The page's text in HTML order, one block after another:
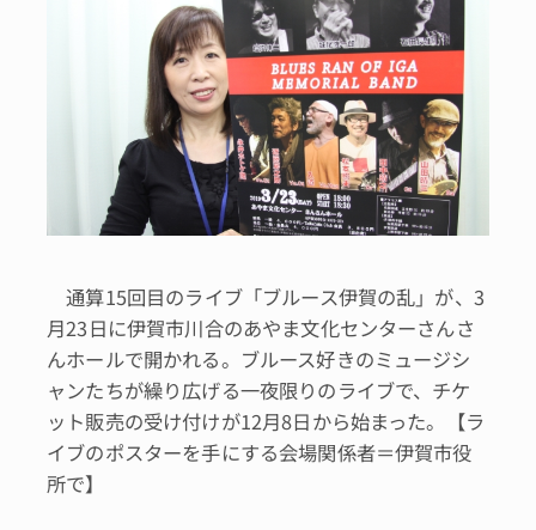
通算15回目のライブ「ブルース伊賀の乱」が、3
月23日に伊賀市川合のあやま文化センターさんさ
んホールで開かれる。ブルース好きのミュージシ
ャンたちが繰り広げる一夜限りのライブで、チケ
ット販売の受け付けが12月8日から始まった。【ラ
イブのポスターを手にする会場関係者＝伊賀市役
所で】